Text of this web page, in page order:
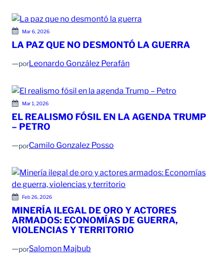
Mar 6, 2026
LA PAZ QUE NO DESMONTÓ LA GUERRA
—porLeonardo González Perafán
Mar 1, 2026
EL REALISMO FÓSIL EN LA AGENDA TRUMP
– PETRO
—porCamilo Gonzalez Posso
Feb 26, 2026
MINERÍA ILEGAL DE ORO Y ACTORES
ARMADOS: ECONOMÍAS DE GUERRA,
VIOLENCIAS Y TERRITORIO
—porSalomon Majbub